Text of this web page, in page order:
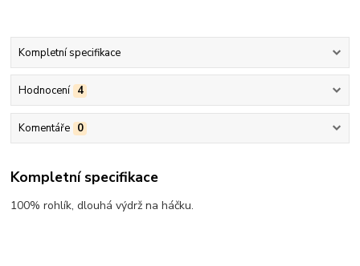
Kompletní specifikace
Hodnocení 4
Komentáře 0
Kompletní specifikace
100% rohlík, dlouhá výdrž na háčku.